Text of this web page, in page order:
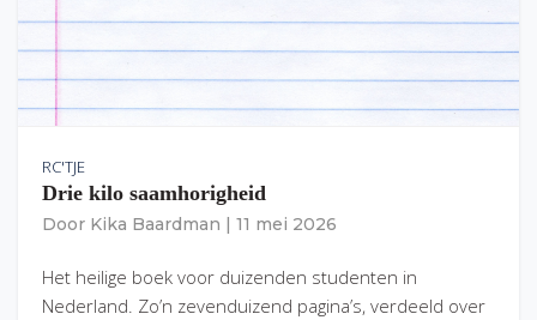
RC'TJE
Drie kilo saamhorigheid
Door Kika Baardman 11 mei 2026
Het heilige boek voor duizenden studenten in
Nederland. Zo’n zevenduizend pagina’s, verdeeld over